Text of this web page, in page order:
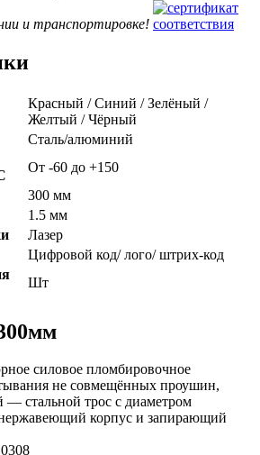
и транспортировке!
Красный / Синий / Зелёный /
Желтый / Чёрный
Сталь/алюминий
От -60 до +150
300 мм
1.5 мм
Лазер
Цифровой код/ лого/ штрих-код
Шт
силовое пломбировочное
не совмещённых проушин,
— стальной трос с диаметром
корпус и запирающий